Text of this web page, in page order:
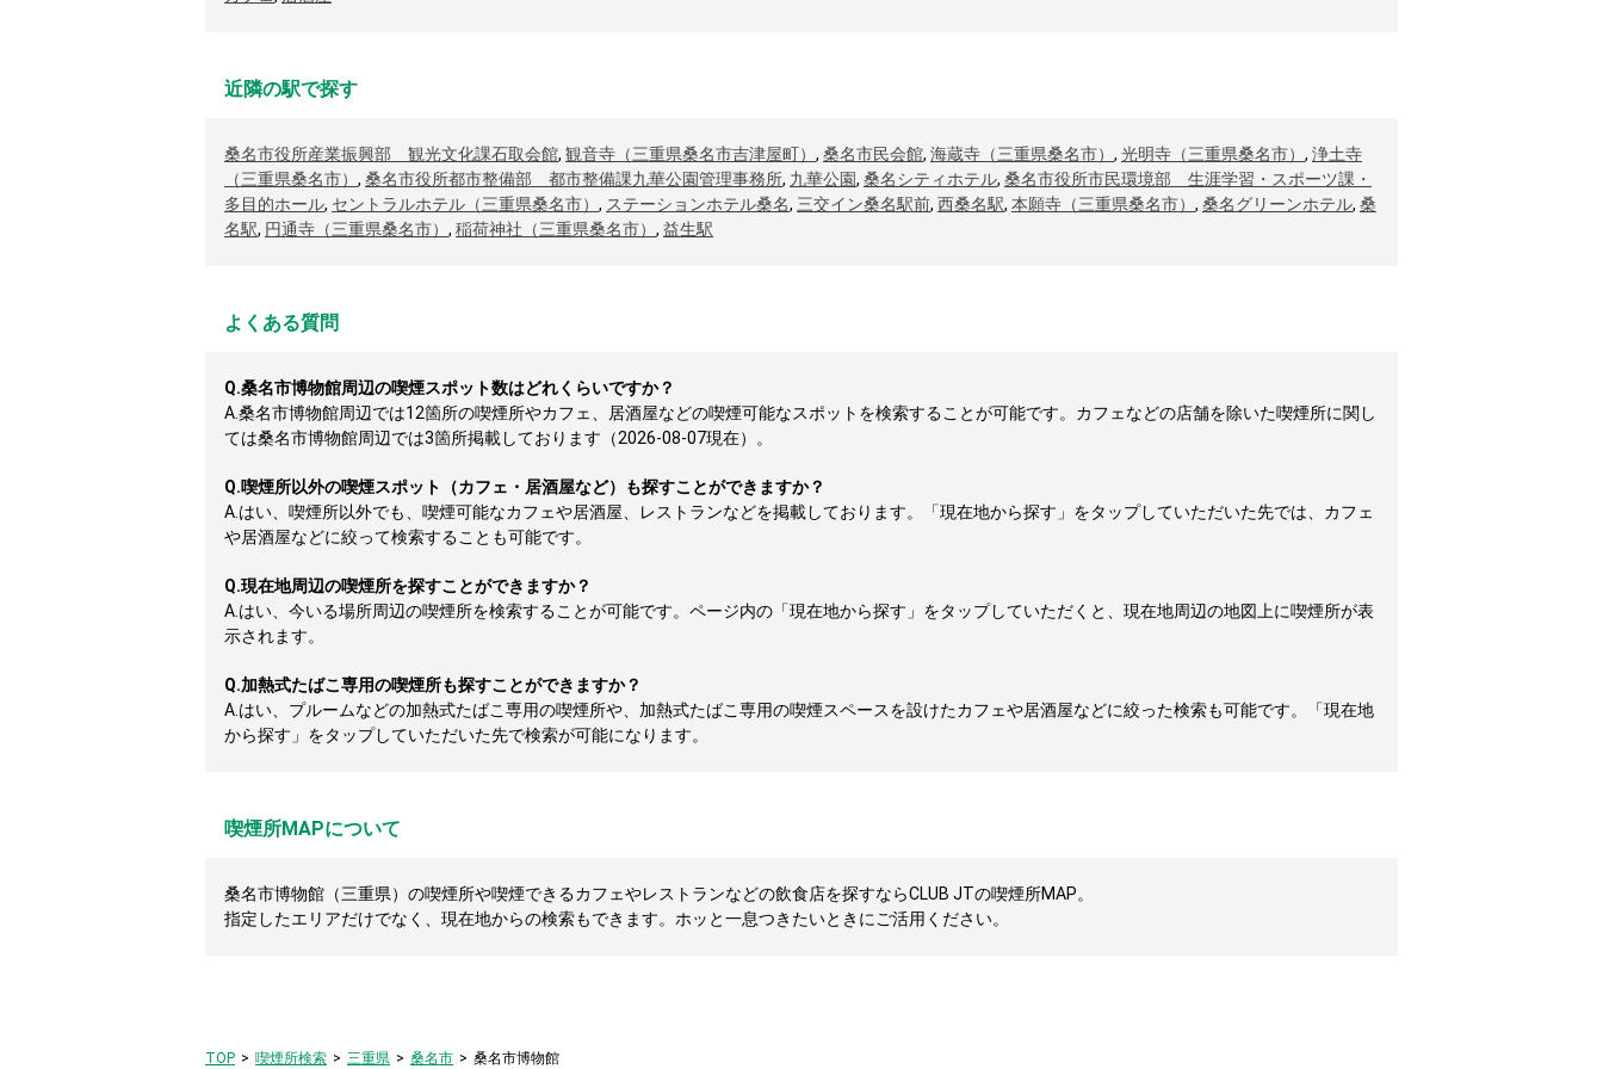
近隣の駅で探す
桑名市役所産業振興部 観光文化課石取会館, 観音寺（三重県桑名市吉津屋町） , 桑名市民会館, 海蔵寺（三重県桑名市） , 光明寺（三重県桑名市） , 浄土寺
（三重県桑名市） , 桑名市役所都市整備部 都市整備課九華公園管理事務所, 九華公園, 桑名シティホテル, 桑名市役所市民環境部 生涯学習・スポーツ課・
多目的ホール, セントラルホテル（三重県桑名市） , ステーションホテル桑名, 三交イン桑名駅前, 西桑名駅, 本願寺（三重県桑名市） , 桑名グリーンホテル, 桑
名駅, 円通寺（三重県桑名市） , 稲荷神社（三重県桑名市） , 益生駅
よくある質問
Q.桑名市博物館周辺の喫煙スポット数はどれくらいですか？
A.桑名市博物館周辺では12箇所の喫煙所やカフェ、居酒屋などの喫煙可能なスポットを検索することが可能です。カフェなどの店舗を除いた喫煙所に関し
ては桑名市博物館周辺では3箇所掲載しております（2026-08-07現在）。
Q.喫煙所以外の喫煙スポット（カフェ・居酒屋など）も探すことができますか？
A. はい、喫煙所以外でも、喫煙可能なカフェや居酒屋、レストランなどを掲載しております。「現在地から探す」をタップしていただいた先では、カフェ
や居酒屋などに絞って検索することも可能です。
Q.現在地周辺の喫煙所を探すことができますか？
A. はい、今いる場所周辺の喫煙所を検索することが可能です。ページ内の「現在地から探す」をタップしていただくと、現在地周辺の地図上に喫煙所が表
示されます。
Q.加熱式たばこ専用の喫煙所も探すことができますか？
A. はい、プルームなどの加熱式たばこ専用の喫煙所や、加熱式たばこ専用の喫煙スペースを設けたカフェや居酒屋などに絞った検索も可能です。「現在地
から探す」をタップしていただいた先で検索が可能になります。
喫煙所MAPについて
桑名市博物館（三重県）の喫煙所や喫煙できるカフェやレストランなどの飲食店を探すならCLUB JTの喫煙所MAP。
指定したエリアだけでなく、現在地からの検索もできます。ホッと一息つきたいときにご活用ください。
TOP 喫煙所検索 三重県 桑名市 桑名市博物館